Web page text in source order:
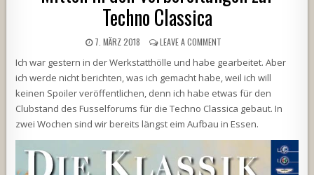
Techno Classica
7. MÄRZ 2018 LEAVE A COMMENT
Ich war gestern in der Werkstatthölle und habe gearbeitet. Aber
ich werde nicht berichten, was ich gemacht habe, weil ich will
keinen Spoiler veröffentlichen, denn ich habe etwas für den
Clubstand des Fusselforums für die Techno Classica gebaut. In
zwei Wochen sind wir bereits längst eim Aufbau in Essen.